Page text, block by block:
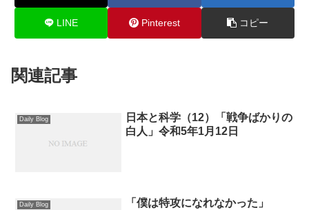
LINE Pinterest コピー
関連記事
Daily Blog
日本と科学（12）「戦争ばかりの
白人」令和5年1月12日
Daily Blog 「僕は特攻になれなかった」